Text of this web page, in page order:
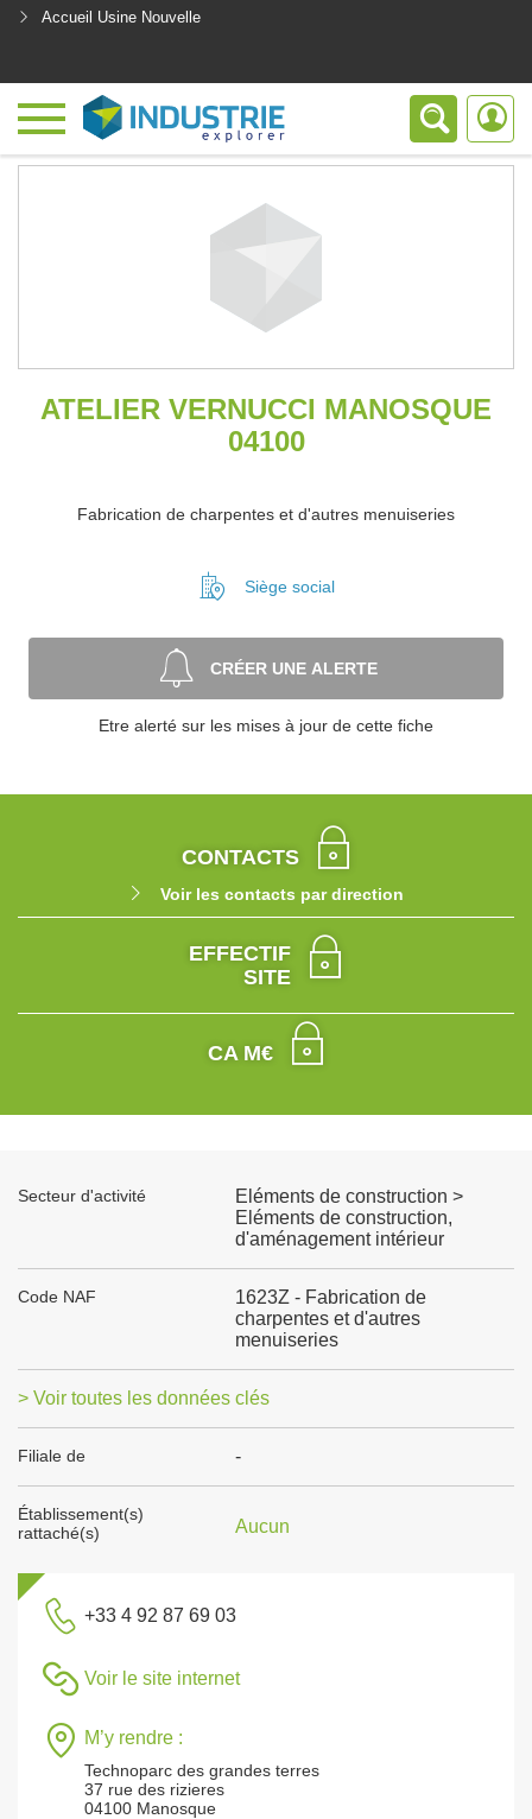
Accueil Usine Nouvelle
ATELIER VERNUCCI MANOSQUE
04100
Fabrication de charpentes et d'autres menuiseries
Siège social
CRÉER UNE ALERTE
Etre alerté sur les mises à jour de cette fiche
CONTACTS
Voir les contacts par direction
EFFECTIF
SITE
CA M€
Secteur d'activité
Eléments de construction >
Eléments de construction,
d'aménagement intérieur
Code NAF
1623Z - Fabrication de
charpentes et d'autres
menuiseries
> Voir toutes les données clés
Filiale de -
Établissement(s)
rattaché(s)
Aucun
+33 4 92 87 69 03
Voir le site internet
M’y rendre :
Technoparc des grandes terres
37 rue des rizieres
04100 Manosque